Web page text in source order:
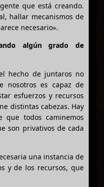
que está creando.
hallar mecanismos de
necesario».
algún grado de
hecho de juntaros no
nosotros es capaz de
esfuerzos y recursos
distintas cabezas. Hay
que todos caminemos
son privativos de cada
una instancia de
y de los recursos, que